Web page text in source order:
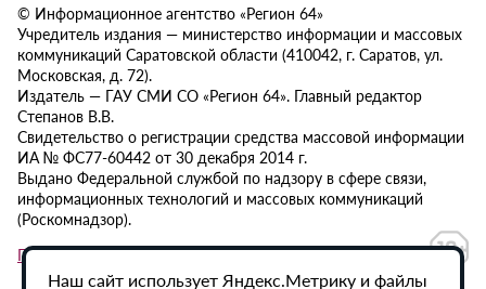
© Информационное агентство «Регион 64»
Учредитель издания — министерство информации и массовых
коммуникаций Саратовской области (410042, г. Саратов, ул.
Московская, д. 72).
Издатель — ГАУ СМИ СО «Регион 64». Главный редактор
Степанов В.В.
Свидетельство о регистрации средства массовой информации
ИА № ФС77-60442 от 30 декабря 2014 г.
Выдано Федеральной службой по надзору в сфере связи,
информационных технологий и массовых коммуникаций
(Роскомнадзор).
Политика в отношении обработки персональных данных
Наш сайт использует Яндекс.Метрику и файлы